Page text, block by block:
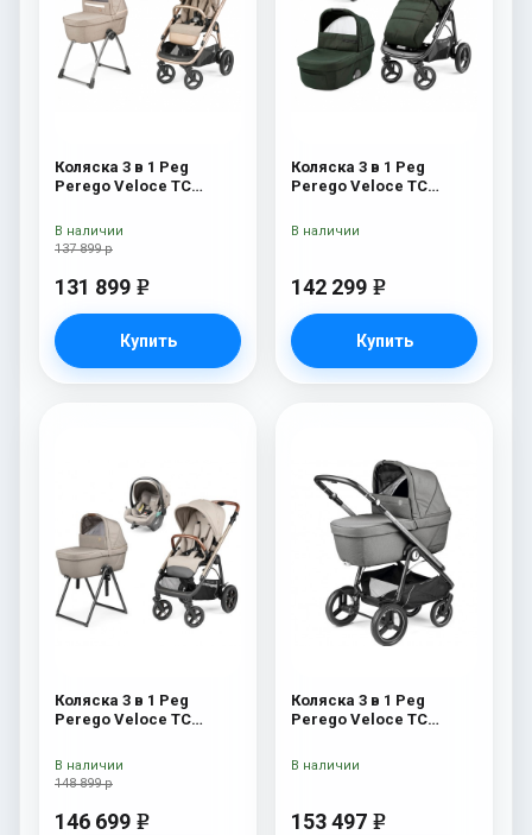
Коляска 3 в 1 Peg
Perego Veloce TC
Amour
137 899 р
131 899 e
Купить
В наличии
Коляска 3 в 1 Peg
Perego Veloce TC
142 299 e
Купить
В наличии
Коляска 3 в 1 Peg
Perego Veloce TC
New
148 899 р
146 699 e
В наличии
Коляска 3 в 1 Peg
Perego Veloce TC
Mercury
153 497 e
В наличии